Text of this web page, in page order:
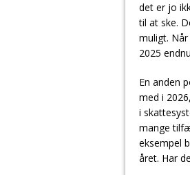
det er jo
til at ske.
muligt.
2025
En anden
med i
i
mange
eksempel
året. Har